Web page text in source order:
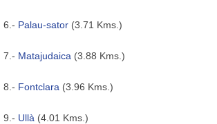
6.- Palau-sator (3.71 Kms.)
7.- Matajudaica (3.88 Kms.)
8.- Fontclara (3.96 Kms.)
9.- Ullà (4.01 Kms.)